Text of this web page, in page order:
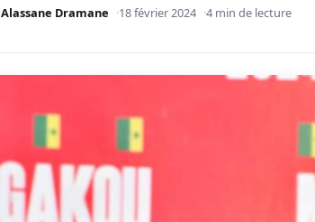
Alassane Dramane 18 février 2024 4 min de lecture